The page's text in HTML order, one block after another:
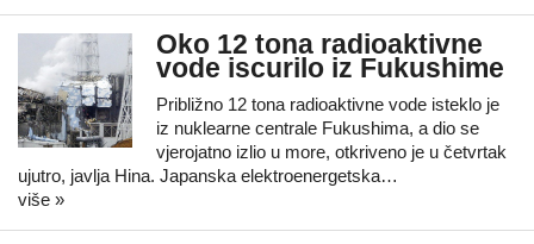
Oko 12 tona radioaktivne
vode iscurilo iz Fukushime
Približno 12 tona radioaktivne vode isteklo je
iz nuklearne centrale Fukushima, a dio se
vjerojatno izlio u more, otkriveno je u četvrtak
ujutro, javlja Hina. Japanska elektroenergetska…
više »